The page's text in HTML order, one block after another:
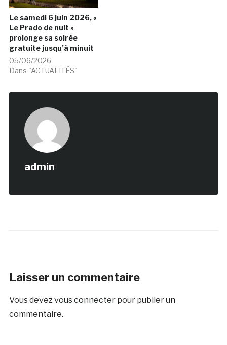
Le samedi 6 juin 2026, «
Le Prado de nuit »
prolonge sa soirée
gratuite jusqu’à minuit
05/06/2026
Dans "ACTUALITÉS"
admin
Laisser un commentaire
Vous devezvous connecterpour publier un
commentaire.